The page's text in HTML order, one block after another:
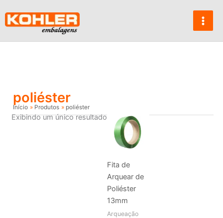
para
conteúdo
poliéster
Início Produtos poliéster
Exibindo um único resultado
Fita de
Arquear de
Poliéster
13mm
Arqueação